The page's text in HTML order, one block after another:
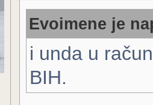
Evoimene je
i unda u
BIH.